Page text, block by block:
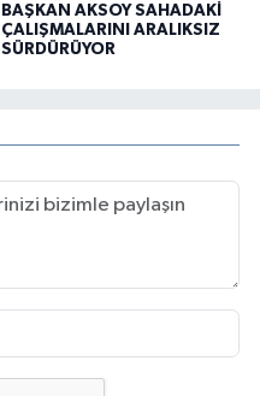
BAŞKAN AKSOY SAHADAKİ
ÇALIŞMALARINI ARALIKSIZ
SÜRDÜRÜYOR